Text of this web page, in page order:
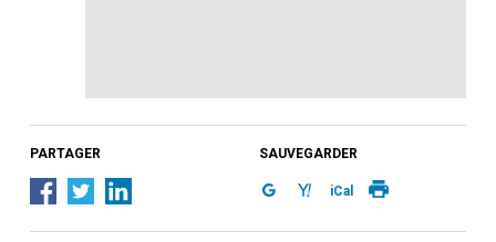
PARTAGER SAUVEGARDER
iCal